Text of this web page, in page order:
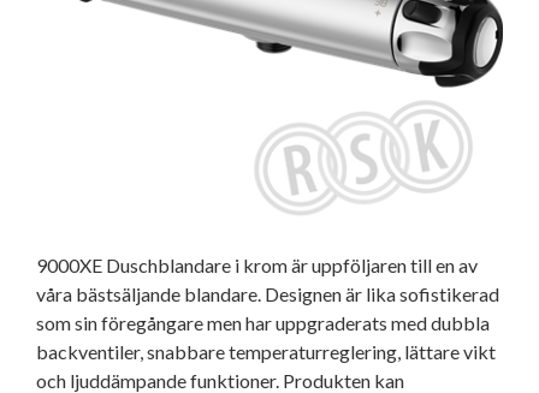
9000XE Duschblandare i krom är uppföljaren till en av
våra bästsäljande blandare. Designen är lika sofistikerad
som sin föregångare men har uppgraderats med dubbla
backventiler, snabbare temperaturreglering, lättare vikt
och ljuddämpande funktioner. Produkten kan